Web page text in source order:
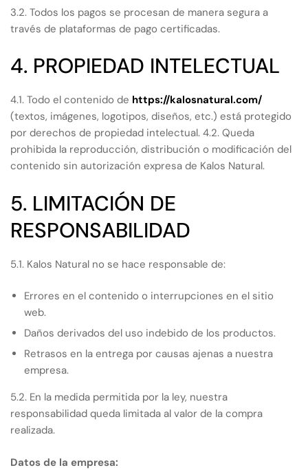
3.2. Todos los pagos se procesan de manera segura a
través de plataformas de pago certificadas.
4. PROPIEDAD INTELECTUAL
4.1. Todo el contenido de https://kalosnatural.com/
(textos, imágenes, logotipos, diseños, etc.) está protegido
por derechos de propiedad intelectual. 4.2. Queda
prohibida la reproducción, distribución o modificación del
contenido sin autorización expresa de Kalos Natural.
5. LIMITACIÓN DE
RESPONSABILIDAD
5.1. Kalos Natural no se hace responsable de:
Errores en el contenido o interrupciones en el sitio
web.
Daños derivados del uso indebido de los productos.
Retrasos en la entrega por causas ajenas a nuestra
empresa.
5.2. En la medida permitida por la ley, nuestra
responsabilidad queda limitada al valor de la compra
realizada.
Datos de la empresa: